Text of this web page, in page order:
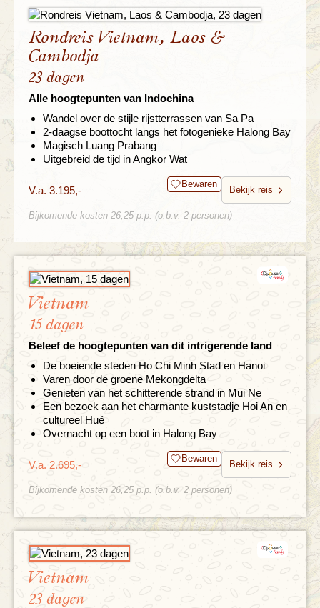
Rondreis Vietnam, Laos &
Cambodja
23 dagen
Alle hoogtepunten van Indochina
Wandel over de stijle rijstterrassen van Sa Pa
2-daagse boottocht langs het fotogenieke Halong Bay
Magisch Luang Prabang
Uitgebreid de tijd in Angkor Wat
V.a. 3.195,- Bewaren
Bekijk reis
Bijkomende kosten 26,25 p.p. (o.b.v. 2 personen)
Vietnam
15 dagen
Beleef de hoogtepunten van dit intrigerende land
De boeiende steden Ho Chi Minh Stad en Hanoi
Varen door de groene Mekongdelta
Genieten van het schitterende strand in Mui Ne
Een bezoek aan het charmante kuststadje Hoi An en
cultureel Hué
Overnacht op een boot in Halong Bay
V.a. 2.695,- Bewaren
Bekijk reis
Bijkomende kosten 26,25 p.p. (o.b.v. 2 personen)
Vietnam
23 dagen